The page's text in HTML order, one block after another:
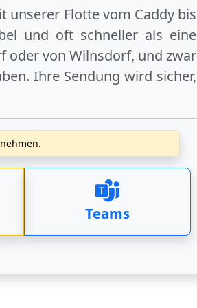
unserer Flotte vom Caddy bis
und oft schneller als eine
odervon Wilnsdorf, und zwar
Ihre Sendung wird sicher,
Teams